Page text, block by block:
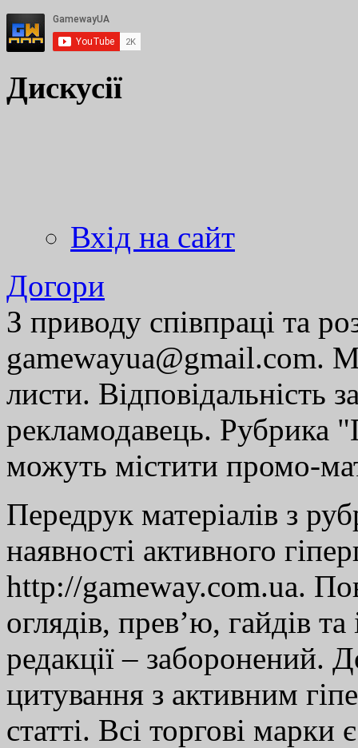
Дискусії
Вхід на сайт
Догори
З приводу співпраці та
gamewayua@gmail.com.
листи. Відповідальність
рекламодавець. Рубрика
можуть містити промо-
Передрук матеріалів з
наявності активного
http://gameway.com.ua.
оглядів, прев’ю, гайдів
редакції – заборонений.
цитування з активним
статті. Всі торгові марки